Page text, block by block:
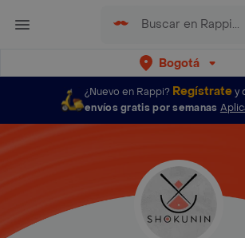
Bogotá
¿Nuevo en Rappi? Regístratey
envíos gratis por semanas